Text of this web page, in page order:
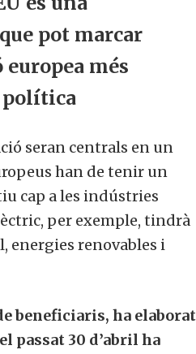
pot marcar
més
seran centrals en un
han de tenir un
cap a les indústries
per exemple, tindrà
renovables i
beneficiaris, ha elaborat
passat 30 d’abril ha